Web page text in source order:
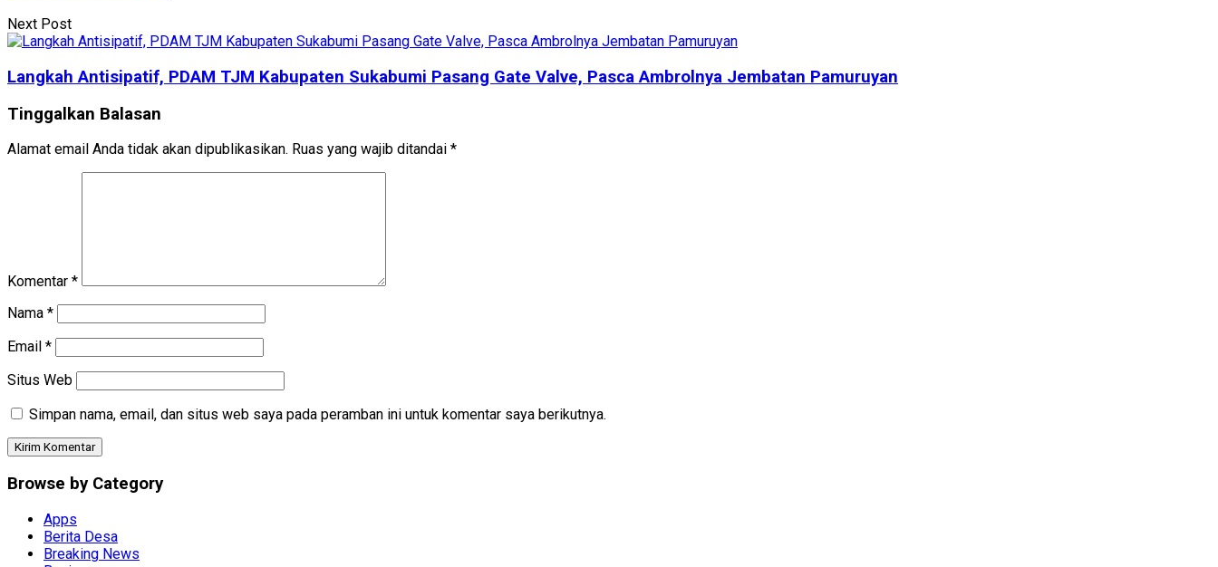
Next Post
Langkah Antisipatif, PDAM TJM Kabupaten Sukabumi Pasang Gate Valve, Pasca Ambrolnya Jembatan Pamuruyan
Tinggalkan Balasan
Alamat email Anda tidak akan dipublikasikan. Ruas yang wajib ditandai *
Komentar *
Nama *
Email *
Situs Web
Simpan nama, email, dan situs web saya pada peramban ini untuk komentar saya berikutnya.
Browse by Category
Apps
Berita Desa
Breaking News